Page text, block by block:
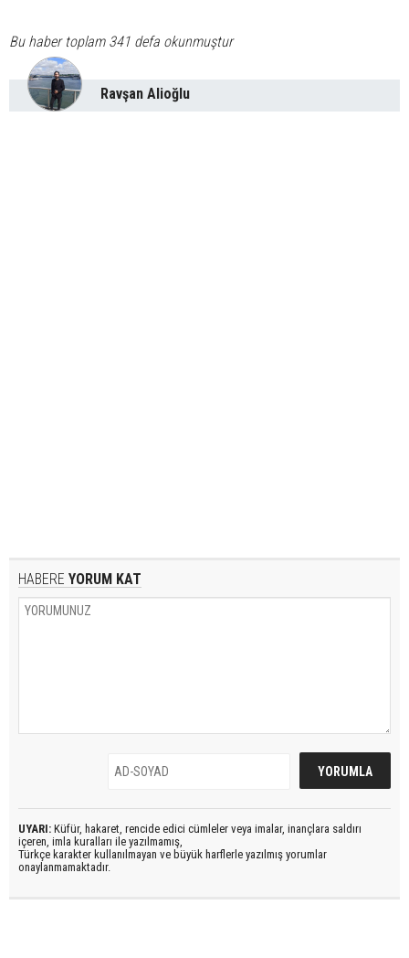
Bu haber toplam 341 defa okunmuştur
Ravşan Alioğlu
HABERE YORUM KAT
UYARI: Küfür, hakaret, rencide edici cümleler veya imalar, inançlara saldırı
içeren, imla kuralları ile yazılmamış,
Türkçe karakter kullanılmayan ve büyük harflerle yazılmış yorumlar
onaylanmamaktadır.